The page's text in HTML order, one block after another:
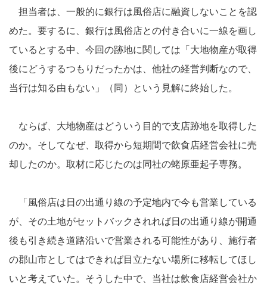
担当者は、一般的に銀行は風俗店に融資しないことを認
めた。要するに、銀行は風俗店との付き合いに一線を画し
ているとする中、今回の跡地に関しては「大地物産が取得
後にどうするつもりだったかは、他社の経営判断なので、
当行は知る由もない」（同）という見解に終始した。
ならば、大地物産はどういう目的で支店跡地を取得した
のか。そしてなぜ、取得から短期間で飲食店経営会社に売
却したのか。取材に応じたのは同社の蛯原亜起子専務。
「風俗店は日の出通り線の予定地内で今も営業している
が、その土地がセットバックされれば日の出通り線が開通
後も引き続き道路沿いで営業される可能性があり、施行者
の郡山市としてはできれば目立たない場所に移転してほし
いと考えていた。そうした中で、当社は飲食店経営会社か